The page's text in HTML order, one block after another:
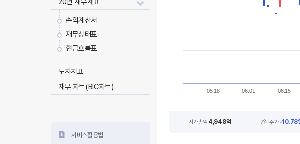
20년 재무제표
손익계산서
재무상태표
현금흐름표
투자지표
재무 차트(BIC차트)
서비스활용법
05.18 06.01 06.15
시가총액 4,948억 7일 주가-